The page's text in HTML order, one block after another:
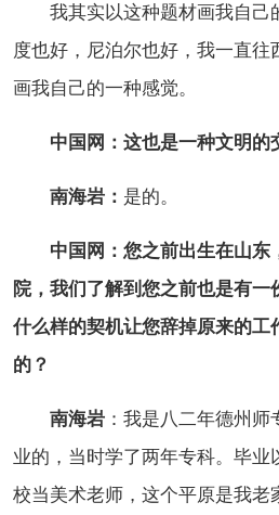
我其实以这种题材画我自己
度也好，尼泊尔也好，我一直往
画我自己的一种感觉。
中国网：这也是一种文明的
南海岩： 是的。
中国网：您之前出生在山东
院，我们了解到您之前也是有一
什么样的契机让您辞掉原来的工
的？
南海岩 ：我是八二年德州
业的，当时学了两年专科。毕业
校当美术老师，这个平原是我老